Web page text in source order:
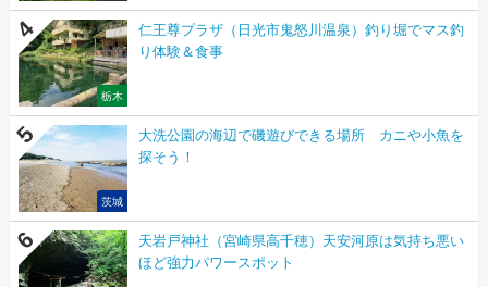
栃木
仁王尊プラザ（日光市鬼怒川温泉）釣り堀でマス釣
り体験＆食事
茨城
大洗公園の海辺で磯遊びできる場所 カニや小魚を
探そう！
天岩戸神社（宮崎県高千穂）天安河原は気持ち悪い
ほど強力パワースポット